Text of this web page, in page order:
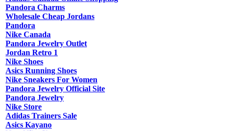
Pandora Charms
Wholesale Cheap Jordans
Pandora
Nike Canada
Pandora Jewelry Outlet
Jordan Retro 1
Nike Shoes
Asics Running Shoes
Nike Sneakers For Women
Pandora Jewelry Official Site
Pandora Jewelry
Nike Store
Adidas Trainers Sale
Asics Kayano